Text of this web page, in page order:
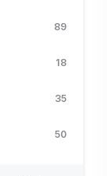
89
18
35
50